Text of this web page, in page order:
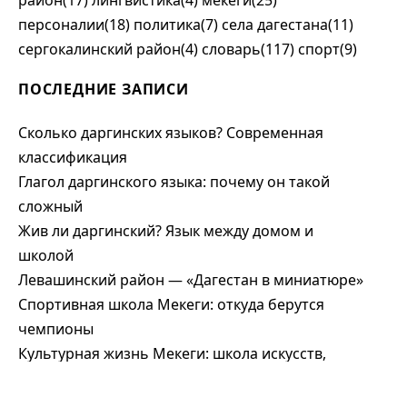
персоналии(18) политика(7)села дагестана(11)
сергокалинский район(4)словарь(117)спорт(9)
ПОСЛЕДНИЕ ЗАПИСИ
Сколько даргинских языков? Современная
классификация
Глагол даргинского языка: почему он такой
сложный
Жив ли даргинский? Язык между домом и
школой
Левашинский район — «Дагестан в миниатюре»
Спортивная школа Мекеги: откуда берутся
чемпионы
Культурная жизнь Мекеги: школа искусств,